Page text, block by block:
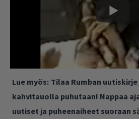
Lue myös: Tilaa Rumban
kahvitauolla puhutaan! Nappaa
uutiset ja puheenaiheet suoraan